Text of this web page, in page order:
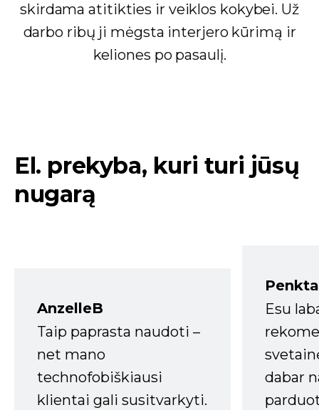
skirdama atitikties ir veiklos kokybei. Už
darbo ribų ji mėgsta interjero kūrimą ir
keliones po pasaulį.
El. prekyba, kuri turi jūsų
nugarą
AnzelleB
Taip paprasta naudoti –
net mano
technofobiškiausi
klientai gali susitvarkyti.
Esu
dabar